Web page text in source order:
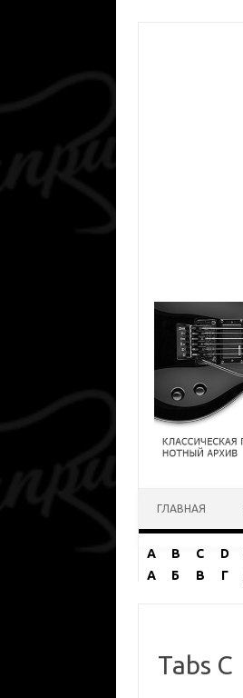
ГЛАВНАЯ
A B C D
А
Б В Г
Tabs C